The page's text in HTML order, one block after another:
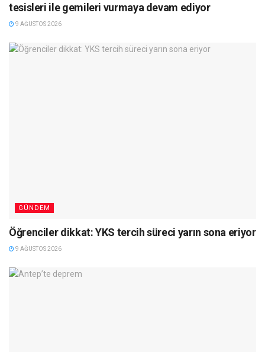
tesisleri ile gemileri vurmaya devam ediyor
9 AĞUSTOS 2026
GÜNDEM
Öğrenciler dikkat: YKS tercih süreci yarın sona eriyor
9 AĞUSTOS 2026